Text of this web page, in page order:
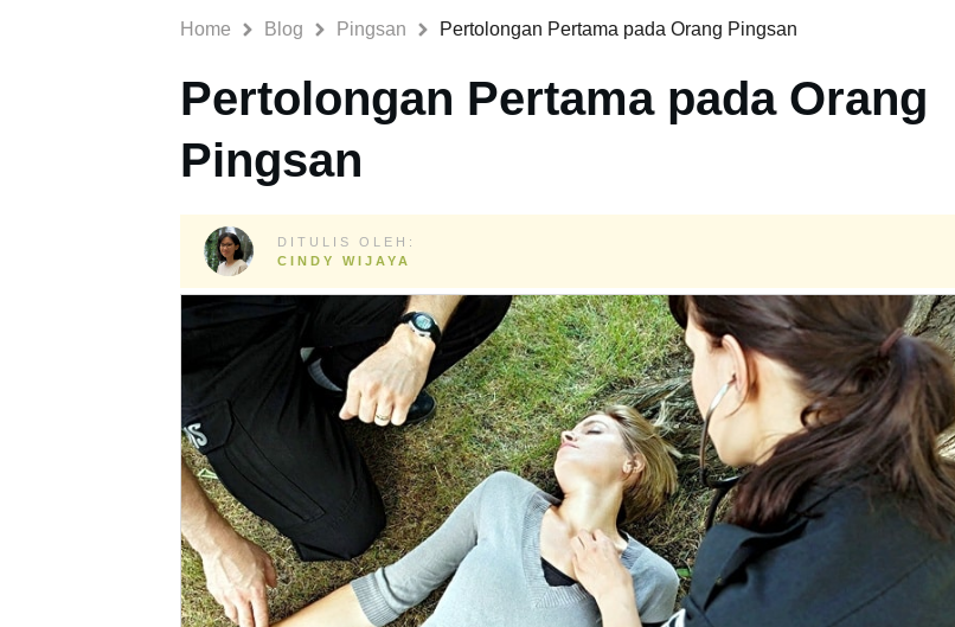
Home Blog Pingsan Pertolongan Pertama pada Orang Pingsan
Pertolongan Pertama pada Orang
Pingsan
DITULIS OLEH:
CINDY WIJAYA